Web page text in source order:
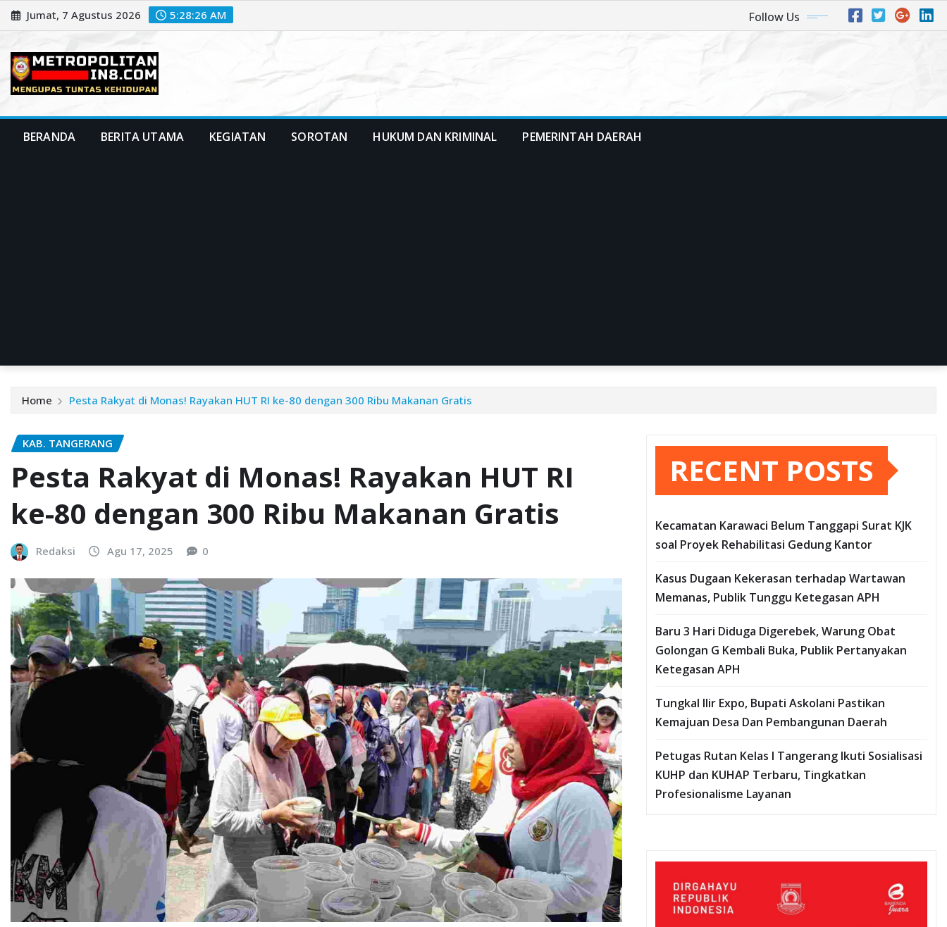
Skip
to
Jumat, 7 Agustus 2026 5:28:27 AM Follow Us
BERANDA BERITA UTAMA KEGIATAN SOROTAN HUKUM DAN KRIMINAL PEMERINTAH DAERAH
Home Pesta Rakyat di Monas! Rayakan HUT RI ke-80 dengan 300 Ribu Makanan Gratis
KAB. TANGERANG
Pesta Rakyat di Monas! Rayakan HUT RI
ke-80 dengan 300 Ribu Makanan Gratis
Redaksi Agu 17, 2025 0
RECENT POSTS
Kecamatan Karawaci Belum Tanggapi Surat KJK
soal Proyek Rehabilitasi Gedung Kantor
Kasus Dugaan Kekerasan terhadap Wartawan
Memanas, Publik Tunggu Ketegasan APH
Baru 3 Hari Diduga Digerebek, Warung Obat
Golongan G Kembali Buka, Publik Pertanyakan
Ketegasan APH
Tungkal Ilir Expo, Bupati Askolani Pastikan
Kemajuan Desa Dan Pembangunan Daerah
Petugas Rutan Kelas I Tangerang Ikuti Sosialisasi
KUHP dan KUHAP Terbaru, Tingkatkan
Profesionalisme Layanan